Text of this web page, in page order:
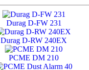
Durag D-FW 231
Durag D-RW 240EX
PCME DM 210